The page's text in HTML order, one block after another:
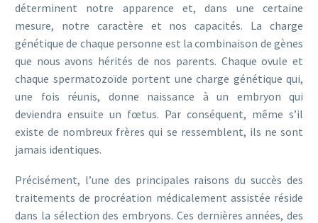
déterminent notre apparence et, dans une certaine
mesure, notre caractère et nos capacités. La charge
génétique de chaque personne est la combinaison de gènes
que nous avons hérités de nos parents. Chaque ovule et
chaque spermatozoïde portent une charge génétique qui,
une fois réunis, donne naissance à un embryon qui
deviendra ensuite un fœtus. Par conséquent, même s’il
existe de nombreux frères qui se ressemblent, ils ne sont
jamais identiques.
Précisément, l’une des principales raisons du succès des
traitements de procréation médicalement assistée réside
dans la sélection des embryons. Ces dernières années, des